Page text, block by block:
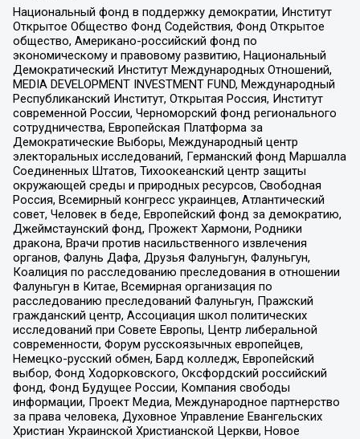
Национальный фонд в поддержку демократии, Институт
Открытое Общество Фонд Содействия, Фонд Открытое
общество, Американо-российский фонд по
экономическому и правовому развитию, Национальный
Демократический Институт Международных Отношений,
MEDIA DEVELOPMENT INVESTMENT FUND, Международный
Республиканский Институт, Открытая Россия, Институт
современной России, Черноморский фонд регионального
сотрудничества, Европейская Платформа за
Демократические Выборы, Международный центр
электоральных исследований, Германский фонд Маршалла
Соединенных Штатов, Тихоокеанский центр защиты
окружающей среды и природных ресурсов, Свободная
Россия, Всемирный конгресс украинцев, Атлантический
совет, Человек в беде, Европейский фонд за демократию,
Джеймстаунский фонд, Прожект Хармони, Родники
дракона, Врачи против насильственного извлечения
органов, Фалунь Дафа, Друзья Фалуньгун, Фалуньгун,
Коалиция по расследованию преследования в отношении
Фалуньгун в Китае, Всемирная организация по
расследованию преследований Фалуньгун, Пражский
гражданский центр, Ассоциация школ политических
исследований при Совете Европы, Центр либеральной
современности, Форум русскоязычных европейцев,
Немецко-русский обмен, Бард колледж, Европейский
выбор, Фонд Ходорковского, Оксфордский российский
фонд, Фонд Будущее России, Компания свободы
информации, Проект Медиа, Международное партнерство
за права человека, Духовное Управление Евангельских
Христиан Украинской Христианской Церкви, Новое